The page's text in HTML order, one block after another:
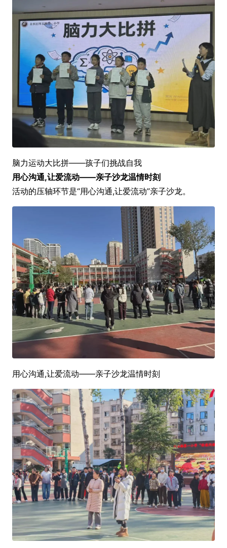
脑力运动大比拼——孩子们挑战自我
用心沟通,让爱流动——亲子沙龙温情时刻
活动的压轴环节是“用心沟通,让爱流动”亲子沙龙。
用心沟通,让爱流动——亲子沙龙温情时刻